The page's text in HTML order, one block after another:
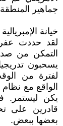
جماهير
خيانة الإمبريالية
لقد حددت
يسحبون
لفترة من
الواقع مع
يكن ليستمر.
قادرين على
بعضها ببعض.